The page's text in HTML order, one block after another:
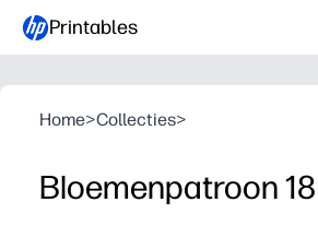
Printables
Home>Collecties>
Bloemenpatroon 18